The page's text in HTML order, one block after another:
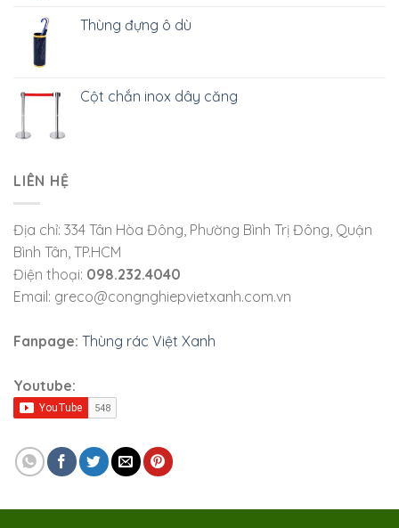
Thùng đựng ô dù
Cột chắn inox dây căng
LIÊN HỆ
Địa chỉ: 334 Tân Hòa Đông, Phường Bình Trị Đông, Quận
Bình Tân, TP.HCM
Điện thoại: 098.232.4040
Email: greco@congnghiepvietxanh.com.vn
Fanpage: Thùng rác Việt Xanh
Youtube: